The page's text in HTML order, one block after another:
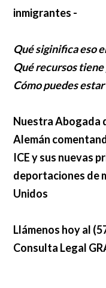
inmigrantes -
Qué siginifica eso
Qué recursos tiene
Cómo puedes
Nuestra Abogada
Alemán
ICE y sus nuevas
deportaciones de
Unidos
Llámenos hoy al
Consulta Legal